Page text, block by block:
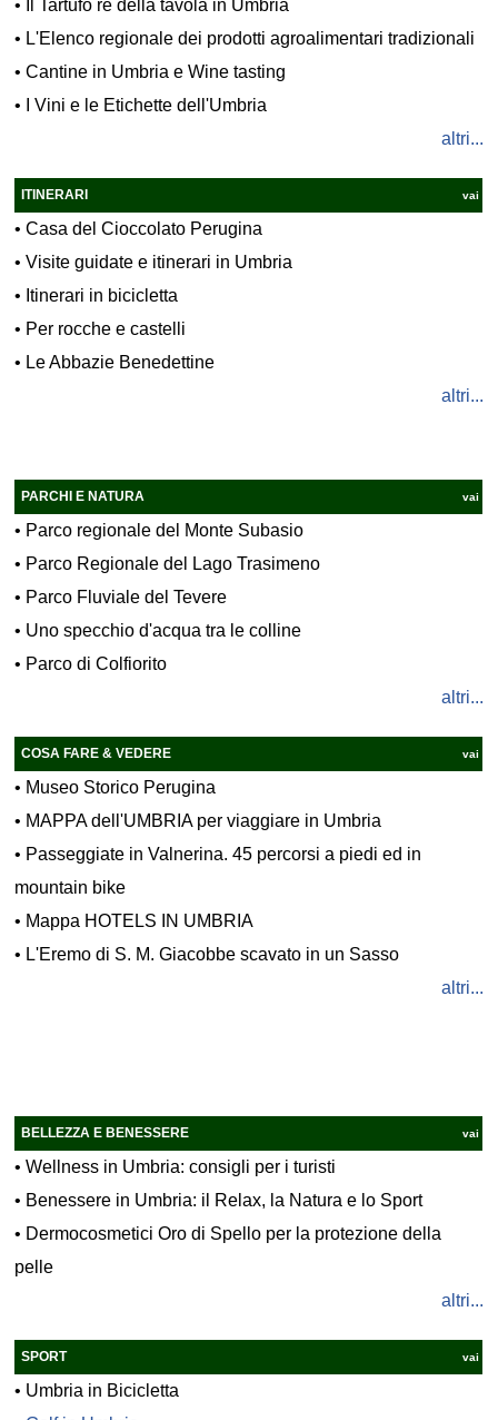
•
Il Tartufo re della tavola in Umbria
• L'Elenco regionale dei prodotti agroalimentari tradizionali
•Cantine in Umbria e Wine tasting
•
I Vini e le Etichette dell'Umbria
altri...
ITINERARI vai
•Casa del Cioccolato Perugina
•Visite guidate e itinerari in Umbria
• Itinerari in bicicletta
• Per rocche e castelli
• Le Abbazie Benedettine
altri...
PARCHI E NATURA vai
• Parco regionale del Monte Subasio
• Parco Regionale del Lago Trasimeno
• Parco Fluviale del Tevere
• Uno specchio d'acqua tra le colline
• Parco di Colfiorito
altri...
COSA FARE & VEDERE vai
• Museo Storico Perugina
• MAPPA dell'UMBRIA per viaggiare in Umbria
• Passeggiate in Valnerina. 45 percorsi a piedi ed in
mountain bike
• Mappa HOTELS IN UMBRIA
• L'Eremo di S. M. Giacobbe scavato in un Sasso
altri...
BELLEZZA E BENESSERE vai
•Wellness in Umbria: consigli per i turisti
• Benessere in Umbria: il Relax, la Natura e lo Sport
• Dermocosmetici Oro di Spello per la protezione della
pelle
altri...
SPORT vai
• Umbria in Bicicletta